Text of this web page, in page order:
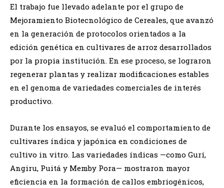
El trabajo fue llevado adelante por el grupo de
Mejoramiento Biotecnológico de Cereales, que avanzó
en la generación de protocolos orientados a la
edición genética en cultivares de arroz desarrollados
por la propia institución. En ese proceso, se lograron
regenerar plantas y realizar modificaciones estables
en el genoma de variedades comerciales de interés
productivo.
Durante los ensayos, se evaluó el comportamiento de
cultivares índica y japónica en condiciones de
cultivo in vitro. Las variedades índicas —como Gurí,
Angiru, Puitá y Memby Pora— mostraron mayor
eficiencia en la formación de callos embriogénicos,